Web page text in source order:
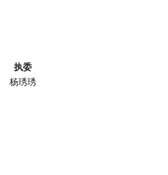
执委
杨琇琇